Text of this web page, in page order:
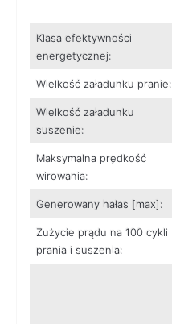
Klasa efektywności
energetycznej:
Wielkość załadunku pranie:
Wielkość załadunku
suszenie:
Maksymalna prędkość
wirowania:
Generowany hałas [max]:
Zużycie prądu na 100 cykli
prania i suszenia: